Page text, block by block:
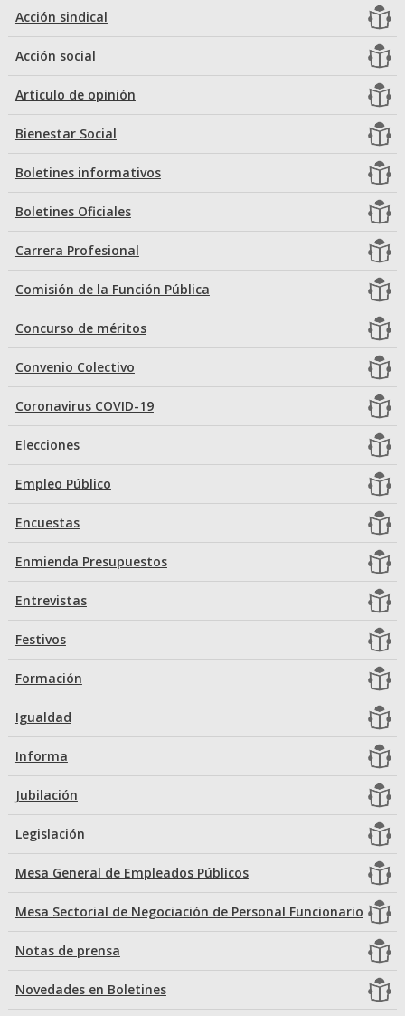
Acción sindical
Acción social
Artículo de opinión
Bienestar Social
Boletines informativos
Boletines Oficiales
Carrera Profesional
Comisión de la Función Pública
Concurso de méritos
Convenio Colectivo
Coronavirus COVID-19
Elecciones
Empleo Público
Encuestas
Enmienda Presupuestos
Entrevistas
Festivos
Formación
Igualdad
Informa
Jubilación
Legislación
Mesa General de Empleados Públicos
Mesa Sectorial de Negociación de Personal Funcionario
Notas de prensa
Novedades en Boletines